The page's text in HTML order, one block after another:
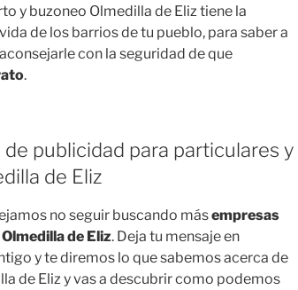
y buzoneo Olmedilla de Eliz tiene la
de los barrios de tu pueblo, para saber a
con la seguridad de que
.
publicidad para particulares y
de Eliz
no seguir buscando másempresas
de Eliz. Deja tu mensaje en
y te diremos lo que sabemos acerca de
de Eliz y vas a descubrir como podemos